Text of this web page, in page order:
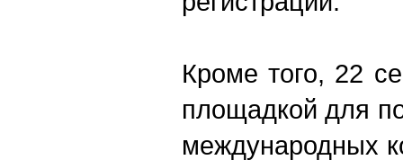
Кроме того, 22
площадкой для
международных